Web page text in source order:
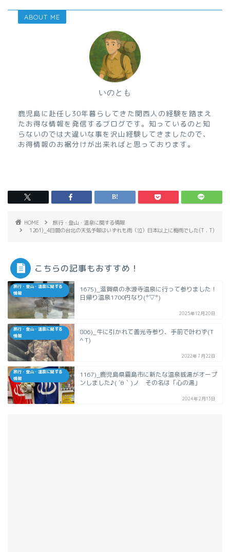
ABOUT ME
いのとも
鹿児島に赴任し30年暮らしてきた関西人の経験を踏まえ
たお得な情報を発信するブログです。知っているのと知
らないのでは大違いな事を沢山経験してきましたので、
お得情報のお裾分けが出来ればと思っております。
HOME
旅行・登山・温泉に関する情報
1261)_4日間の台北の天気予報はいずれも雨（泣）日本以上に梅雨でした(T . T)
こちらの記事もおすすめ！
旅行・登山・温泉に関する
情報
1675)_滋賀県の永源寺温泉に行って参りました！
日帰り温泉1700円なり(°▽°)
2025年12月20日
旅行・登山・温泉に関する
情報
806)_牛に引かれて善光寺参り、手前で叶わず(T
^ T)
2022年7月22日
旅行・登山・温泉に関する
情報
1167)_鹿児島県霧島市に新たな温泉銭湯がオープ
ンしました♪( ´θ｀)ノ その名は「心の湯」
2024年2月13日